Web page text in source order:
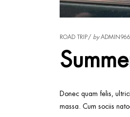
ROAD TRIP by
Donec quam felis,
massa. Cum sociis